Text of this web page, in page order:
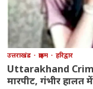
उत्तराखंड क्राइम हरिद्वार
Uttarakhand
मारपीट, गंभीर हालत